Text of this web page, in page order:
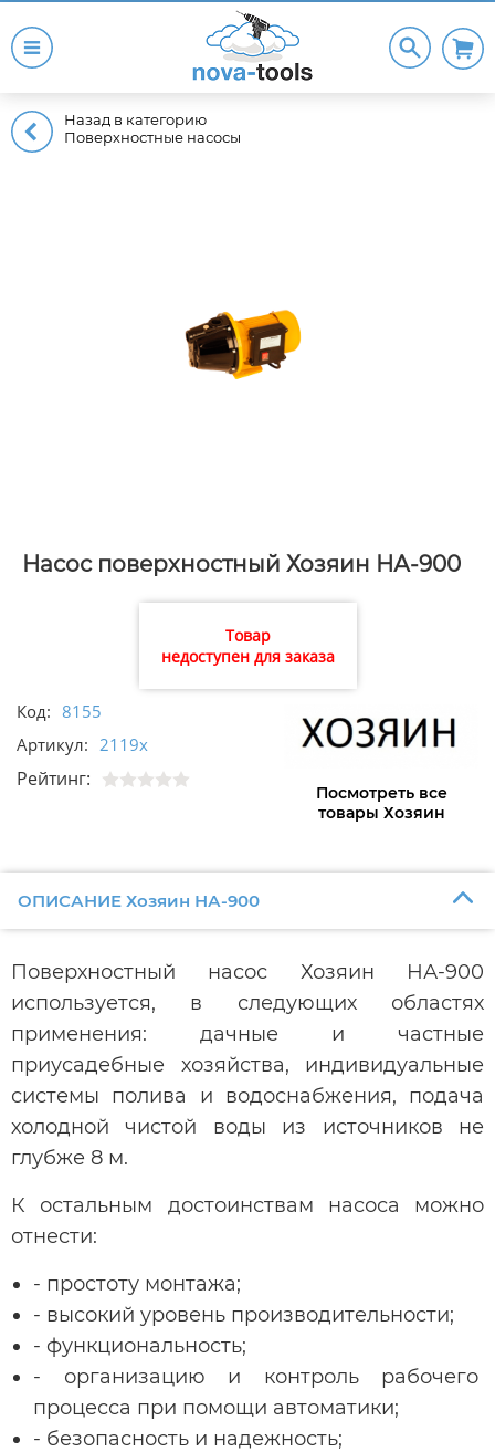
Назад в категорию
Поверхностные насосы
Насос поверхностный Хозяин НА-900
Товар
недоступен для заказа
Код: 8155
Артикул: 2119х
Рейтинг:
Посмотреть все
товары Хозяин
ОПИСАНИЕ Хозяин НА-900
Поверхностный насос Хозяин НА-900
используется, в следующих областях
применения: дачные и частные
приусадебные хозяйства, индивидуальные
системы полива и водоснабжения, подача
холодной чистой воды из источников не
глубже 8 м.
К остальным достоинствам насоса можно
отнести:
- простоту монтажа;
- высокий уровень производительности;
- функциональность;
- организацию и контроль рабочего
процесса при помощи автоматики;
- безопасность и надежность;